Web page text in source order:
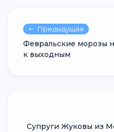
Предыдущая
Февральские морозы
к выходным
Супруги Жуковы из